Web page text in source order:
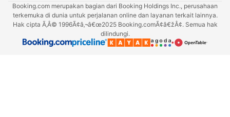
Booking.com merupakan bagian dari Booking Holdings Inc., perusahaan
terkemuka di dunia untuk perjalanan online dan layanan terkait lainnya.
Hak cipta Ã‚Â© 1996Ã¢â‚¬â€œ2025 Booking.comÃ¢â€žÂ¢. Semua hak
dilindungi.